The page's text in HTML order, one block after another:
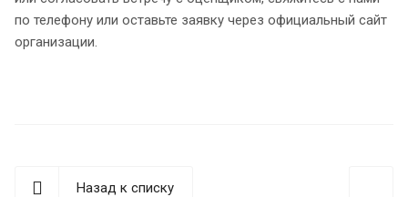
по телефону или оставьте заявку через официальный сайт
организации.
Назад к списку